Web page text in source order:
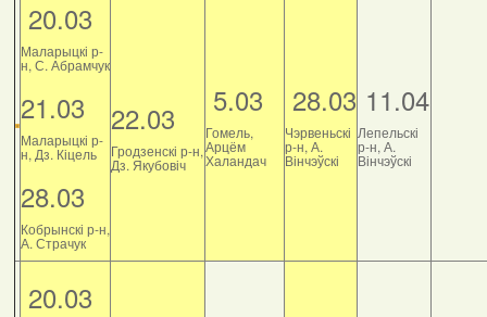
20.03
Маларыцкі р-
н, С. Абрамчук
21.03
Маларыцкі р-
н, Дз. Кіцель
28.03
Кобрынскі р-н,
А. Страчук
22.03
Гродзенскі р-н,
Дз. Якубовіч
5.03
Гомель,
Арцём
Халандач
28.03
Чэрвеньскі
р-н, А.
Вінчэўскі
11.04
Лепельскі
р-н, А.
Вінчэўскі
20.03